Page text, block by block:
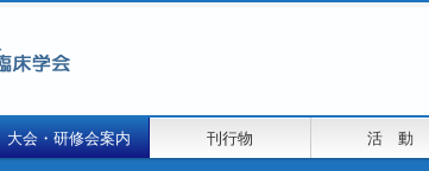
大会・研修会案内 刊行物 活 動